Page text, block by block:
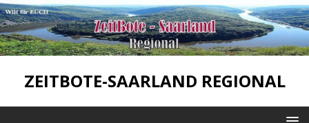
ZEITBOTE-SAARLAND REGIONAL